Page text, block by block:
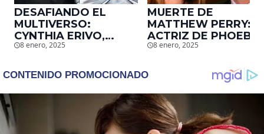
DESAFIANDO EL
MULTIVERSO:
CYNTHIA ERIVO,
PROTAGONISTA DE
SER STORM EN EL
8 enero, 2025
MUERTE DE
MATTHEW PERRY:
ACTRIZ DE PHOEBE,
EN ‘FRIENDS’,
EMOTIVO MENSAJE
QUE EL ACTOR LE
DEJÓ
8 enero, 2025